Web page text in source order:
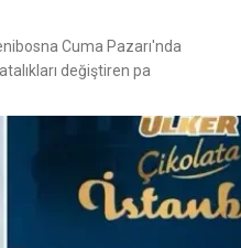
Cuma Pazarı'nda
değiştiren pa